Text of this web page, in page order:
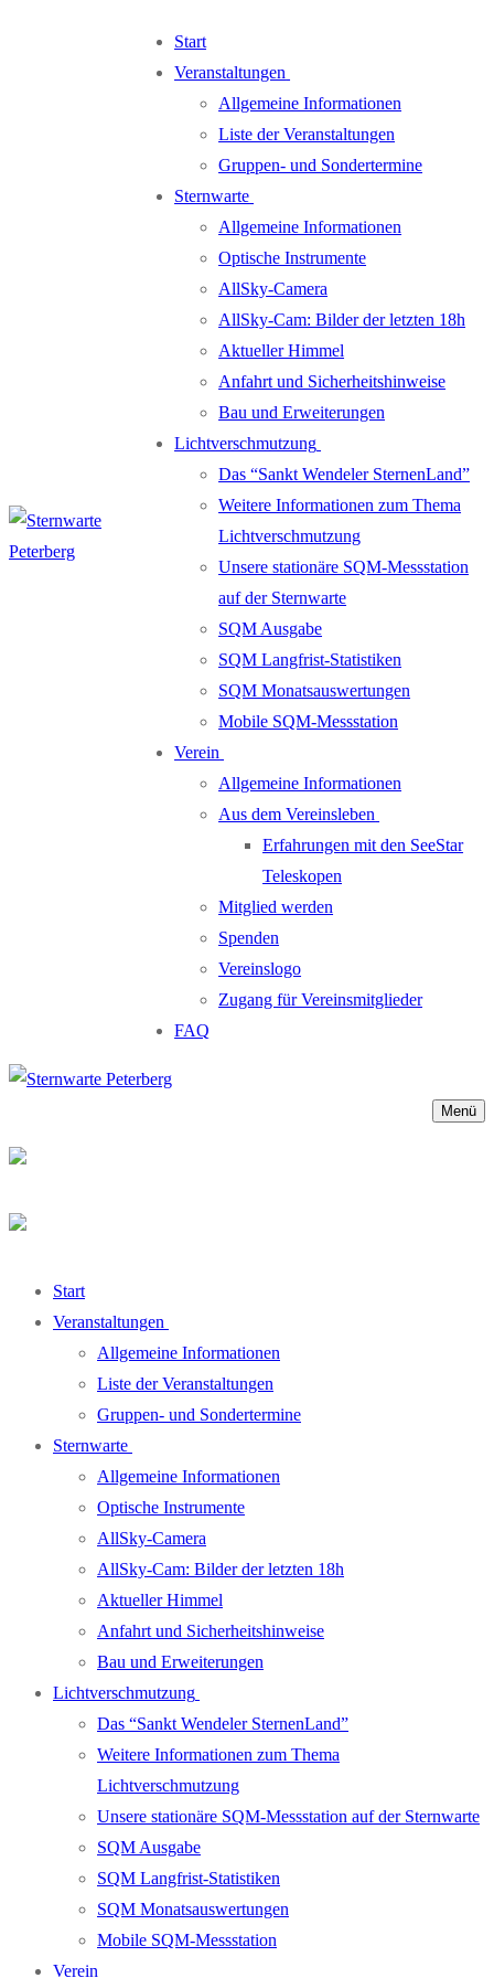
Start
Veranstaltungen
Allgemeine Informationen
Liste der Veranstaltungen
Gruppen- und Sondertermine
Sternwarte
Allgemeine Informationen
Optische Instrumente
AllSky-Camera
AllSky-Cam: Bilder der letzten 18h
Aktueller Himmel
Anfahrt und Sicherheitshinweise
Bau und Erweiterungen
Lichtverschmutzung
Das “Sankt Wendeler SternenLand”
Weitere Informationen zum Thema
Lichtverschmutzung
Unsere stationäre SQM-Messstation
auf der Sternwarte
SQM Ausgabe
SQM Langfrist-Statistiken
SQM Monatsauswertungen
Mobile SQM-Messstation
Verein
Allgemeine Informationen
Aus dem Vereinsleben
Erfahrungen mit den SeeStar
Teleskopen
Mitglied werden
Spenden
Vereinslogo
Zugang für Vereinsmitglieder
FAQ
Menü
Start
Veranstaltungen
Allgemeine Informationen
Liste der Veranstaltungen
Gruppen- und Sondertermine
Sternwarte
Allgemeine Informationen
Optische Instrumente
AllSky-Camera
AllSky-Cam: Bilder der letzten 18h
Aktueller Himmel
Anfahrt und Sicherheitshinweise
Bau und Erweiterungen
Lichtverschmutzung
Das “Sankt Wendeler SternenLand”
Weitere Informationen zum Thema
Lichtverschmutzung
Unsere stationäre SQM-Messstation auf der Sternwarte
SQM Ausgabe
SQM Langfrist-Statistiken
SQM Monatsauswertungen
Mobile SQM-Messstation
Verein